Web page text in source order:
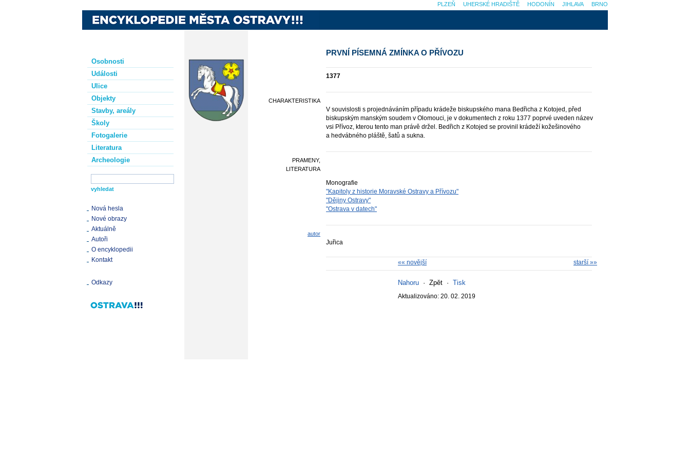
Osobnosti
Události
Ulice
Objekty
Stavby, areály
Školy
Fotogalerie
Literatura
Archeologie
Nová hesla
Nové obrazy
Aktuálně
Autoři
O encyklopedii
Kontakt
Odkazy
PRVNÍ PÍSEMNÁ ZMÍNKA O PŘÍVOZU
1377
CHARAKTERISTIKA
V souvislosti s projednáváním případu krádeže biskupského mana Bedřicha z Kotojed, před
biskupským manským soudem v Olomouci, je v dokumentech z roku 1377 poprvé uveden název
vsi Přívoz, kterou tento man právě držel. Bedřich z Kotojed se provinil krádeží kožešinového
a hedvábného pláště, šatů a sukna.
PRAMENY,
LITERATURA
Monografie
"Kapitoly z historie Moravské Ostravy a Přívozu"
"Dějiny Ostravy"
"Ostrava v datech"
autor
Juřica
starší »»
«« novější
Nahoru · Zpět · Tisk
Aktualizováno: 20. 02. 2019
BRNO
JIHLAVA
HODONÍN
UHERSKÉ HRADIŠTĚ
PLZEŇ